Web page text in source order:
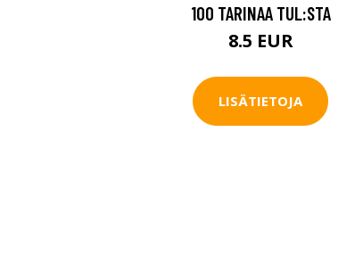
100 TARINAA TUL:STA
8.5 EUR
LISÄTIETOJA